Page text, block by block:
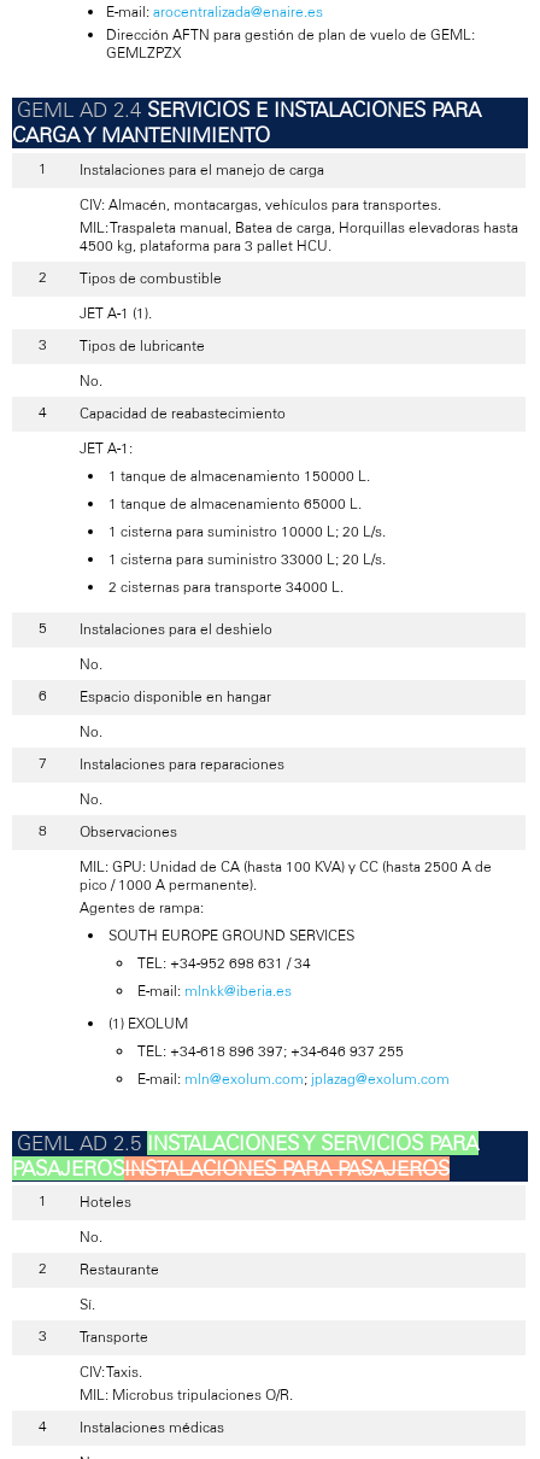
E-mail: arocentralizada@enaire.es
Dirección AFTN para gestión de plan de vuelo de GEML:
GEMLZPZX
SERVICIOS E INSTALACIONES PARA
CARGA Y MANTENIMIENTO
Instalaciones para el manejo de carga
CIV: Almacén, montacargas, vehículos para transportes.
MIL: Traspaleta manual, Batea de carga, Horquillas elevadoras hasta
4500 kg, plataforma para 3 pallet HCU.
Tipos de combustible
JET A-1 (1).
Tipos de lubricante
No.
Capacidad de reabastecimiento
JET A-1:
1 tanque de almacenamiento 150000 L.
1 tanque de almacenamiento 65000 L.
1 cisterna para suministro 10000 L; 20 L/s.
1 cisterna para suministro 33000 L; 20 L/s.
2 cisternas para transporte 34000 L.
Instalaciones para el deshielo
No.
Espacio disponible en hangar
No.
Instalaciones para reparaciones
No.
Observaciones
MIL: GPU: Unidad de CA (hasta 100 KVA) y CC (hasta 2500 A de
pico / 1000 A permanente).
Agentes de rampa:
SOUTH EUROPE GROUND SERVICES
TEL: +34-952 698 631 / 34
E-mail: mlnkk@iberia.es
(1) EXOLUM
TEL: +34-618 896 397; +34-646 937 255
E-mail: mln@exolum.com; jplazag@exolum.com
INSTALACIONES Y SERVICIOS PARA
PASAJEROSINSTALACIONES PARA PASAJEROS
Hoteles
No.
Restaurante
Sí.
Transporte
CIV: Taxis.
MIL: Microbus tripulaciones O/R.
Instalaciones médicas